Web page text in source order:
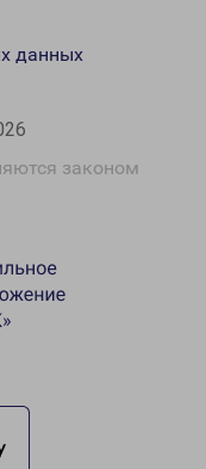
законом
данных